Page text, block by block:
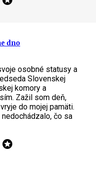
dno
osobné statusy a
Slovenskej
komory a
Zažil som deň,
do mojej pamäti.
čo sa
stars